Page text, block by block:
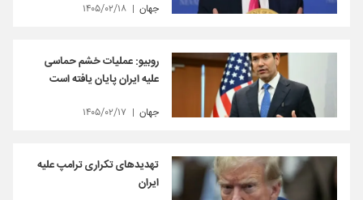
جهان ۱۴۰۵/۰۲/۱۸
روبیو: عملیات خشم حماسی
علیه ایران پایان یافته است
جهان ۱۴۰۵/۰۲/۱۷
تهدیدهای تکراری ترامپ علیه
ایران